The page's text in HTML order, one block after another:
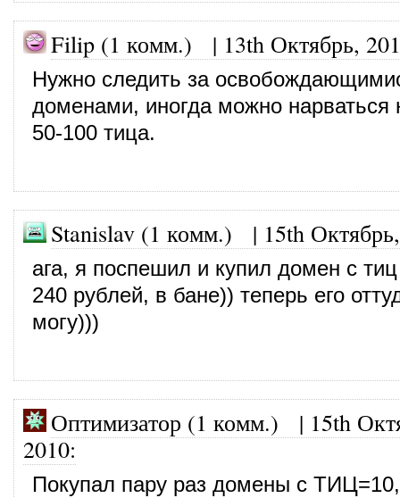
Filip (1 комм.) | 13th Октябрь,
Нужно следить за
доменами, иногда можно нарваться
50-100 тица.
Stanislav (1 комм.) | 15th
ага, я поспешил и купил домен с
240 рублей, в бане)) теперь его
могу)))
Оптимизатор (1 комм.) | 15th
2010:
Покупал пару раз домены с